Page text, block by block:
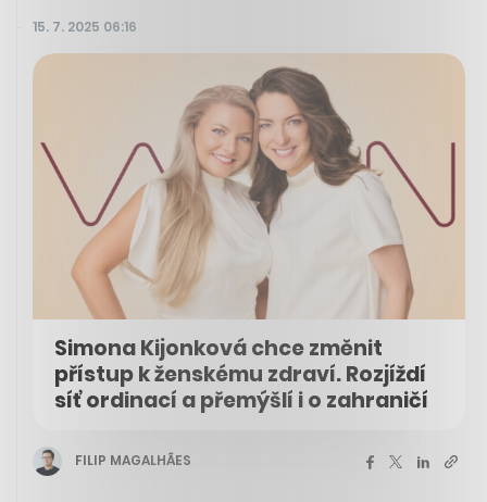
15. 7. 2025 06:16
Simona Kijonková chce změnit
přístup k ženskému zdraví. Rozjíždí
síť ordinací a přemýšlí i o zahraničí
FILIP MAGALHÃES